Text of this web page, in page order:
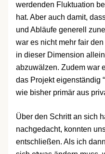
werdenden Fluktuation
hat. Aber auch damit,
und Abläufe generell
war es nicht mehr fair
in dieser Dimension
abzuwälzen. Zudem war
das Projekt eigenständig
wie bisher primär aus
Über den Schritt an sich
nachgedacht, konnten
entschließen. Als ich